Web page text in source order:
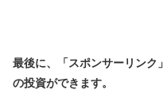
最後に、「スポンサーリンク
の投資ができます。